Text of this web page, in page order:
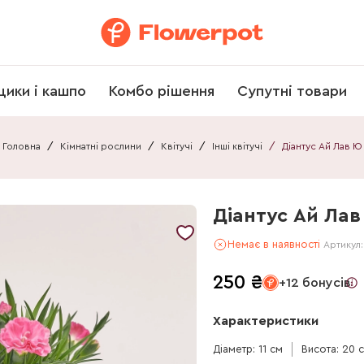
і кашпо Комбо рішення Супутні товари
Головна / Кімнатні рослини / Квітучі / Інші квітучі / Діантус Ай Лав Ю
Діантус Ай
Немає в наявності
250 ₴ +12 бонусів
Характеристики
Діаметр: 11 см Висота: 20